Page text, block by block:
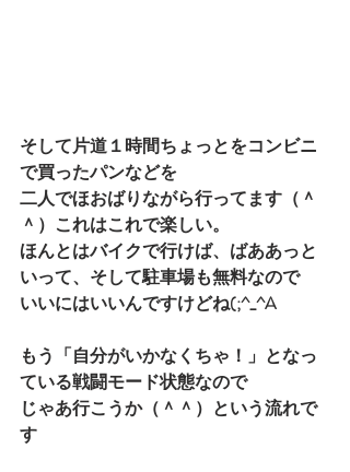
そして片道１時間ちょっとをコンビニ
で買ったパンなどを
二人でほおばりながら行ってます（＾
＾）これはこれで楽しい。
ほんとはバイクで行けば、ばああっと
いって、そして駐車場も無料なので
いいにはいいんですけどね(;^_^A
もう「自分がいかなくちゃ！」となっ
ている戦闘モード状態なので
じゃあ行こうか（＾＾）という流れで
す